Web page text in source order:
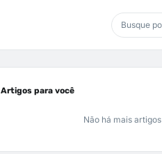
Artigos para você
Não há mais artigos